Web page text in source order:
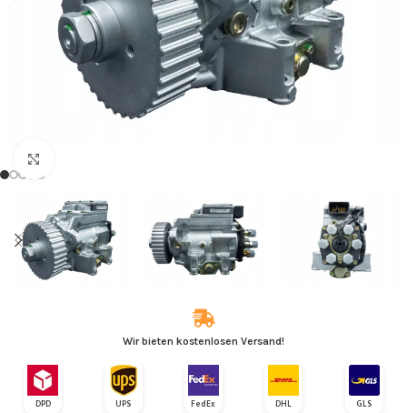
Wir bieten kostenlosen Versand!
DPD UPS FedEx DHL GLS